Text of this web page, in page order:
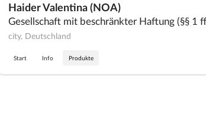
Haider Valentina (NOA)
Gesellschaft mit beschränkter Haftung (§§ 1
city, Deutschland
Start Info Produkte